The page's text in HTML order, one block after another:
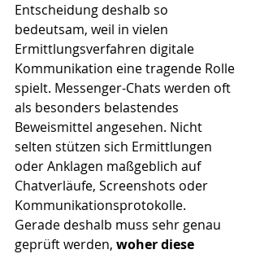
Entscheidung deshalb so
bedeutsam, weil in vielen
Ermittlungsverfahren digitale
Kommunikation eine tragende Rolle
spielt. Messenger-Chats werden oft
als besonders belastendes
Beweismittel angesehen. Nicht
selten stützen sich Ermittlungen
oder Anklagen maßgeblich auf
Chatverläufe, Screenshots oder
Kommunikationsprotokolle.
Gerade deshalb muss sehr genau
geprüft werden, woher diese